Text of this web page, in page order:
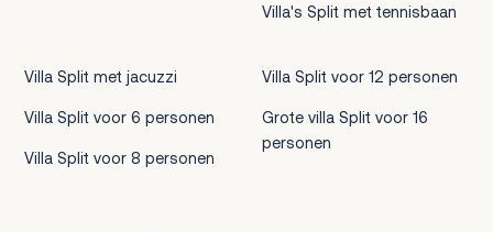
Villa's Split met tennisbaan
Villa Split met jacuzzi
Villa Split voor 6 personen
Villa Split voor 8 personen
Villa Split voor 12 personen
Grote villa Split voor 16
personen